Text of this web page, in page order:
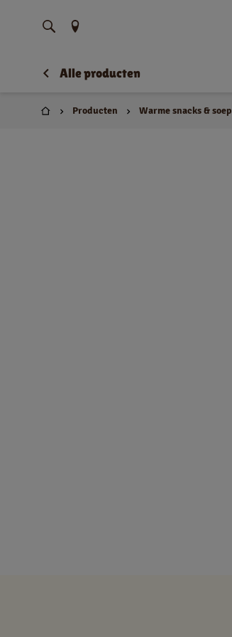
Vind uw locatie
Alle producten
Huis
Producten Warme snacks & soep